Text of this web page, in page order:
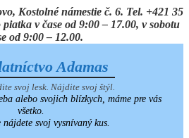
Kostolné námestie č. 6. Tel. +421 35
v čase od 9:00 – 17.00, v sobotu
od 9:00 – 12.00.
Adamas
svoj lesk. Nájdite svoj štýl.
alebo svojich blízkych, máme pre vás
všetko.
svoj vysnívaný kus.